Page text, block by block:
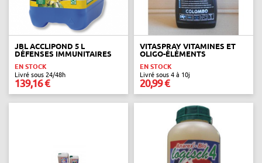
JBL ACCLIPOND 5 L
DÉFENSES IMMUNITAIRES
EN STOCK
Livré sous 24/48h
139,16 €
VITASPRAY VITAMINES ET
OLIGO-ÉLÉMENTS
EN STOCK
Livré sous 4 à 10j
20,99 €